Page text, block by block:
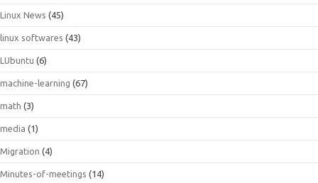
Linux News (45)
linux softwares (43)
LUbuntu (6)
machine-learning (67)
math (3)
media (1)
Migration (4)
Minutes-of-meetings (14)